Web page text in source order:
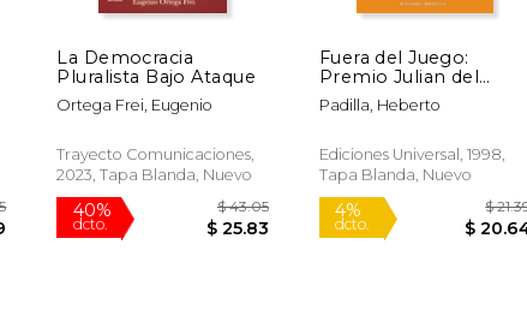
$ 22.91 $ 27.42
La Democracia
Pluralista Bajo Ataque
Ortega Frei, Eugenio
Trayecto Comunicaciones,
2023, Tapa Blanda, Nuevo
Fuera del Juego:
Premio Julian del
Casal 1968
Padilla, Heberto
Ediciones Universal, 1998,
Tapa Blanda, Nuevo